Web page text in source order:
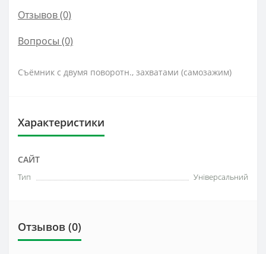
Отзывов (0)
Вопросы (0)
Съёмник с двумя поворотн., захватами (самозажим)
Характеристики
САЙТ
Тип Універсальний
Отзывов (0)